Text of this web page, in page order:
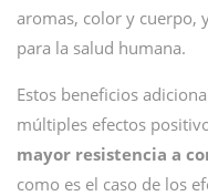
aromas, color y cuerpo,
para la salud humana.
Estos beneficios
múltiples efectos
mayor resistencia a
como es el caso de los